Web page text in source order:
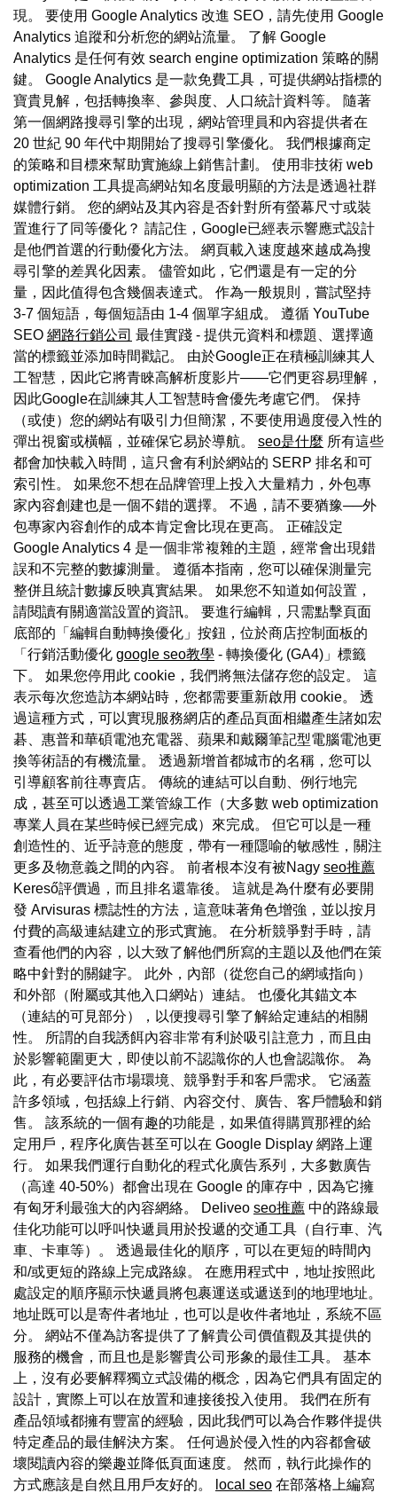
現。 要使用 Google Analytics 改進 SEO，請先使用 Google
Analytics 追蹤和分析您的網站流量。 了解 Google
Analytics 是任何有效 search engine optimization 策略的關
鍵。 Google Analytics 是一款免費工具，可提供網站指標的
寶貴見解，包括轉換率、參與度、人口統計資料等。 隨著
第一個網路搜尋引擎的出現，網站管理員和內容提供者在
20 世紀 90 年代中期開始了搜尋引擎優化。 我們根據商定
的策略和目標來幫助實施線上銷售計劃。 使用非技術 web
optimization 工具提高網站知名度最明顯的方法是透過社群
媒體行銷。 您的網站及其內容是否針對所有螢幕尺寸或裝
置進行了同等優化？ 請記住，Google已經表示響應式設計
是他們首選的行動優化方法。 網頁載入速度越來越成為搜
尋引擎的差異化因素。 儘管如此，它們還是有一定的分
量，因此值得包含幾個表達式。 作為一般規則，嘗試堅持
3-7 個短語，每個短語由 1-4 個單字組成。 遵循 YouTube
SEO 網路行銷公司 最佳實踐 - 提供元資料和標題、選擇適
當的標籤並添加時間戳記。 由於Google正在積極訓練其人
工智慧，因此它將青睞高解析度影片——它們更容易理解，
因此Google在訓練其人工智慧時會優先考慮它們。 保持
（或使）您的網站有吸引力但簡潔，不要使用過度侵入性的
彈出視窗或橫幅，並確保它易於導航。 seo是什麼 所有這些
都會加快載入時間，這只會有利於網站的 SERP 排名和可
索引性。 如果您不想在品牌管理上投入大量精力，外包專
家內容創建也是一個不錯的選擇。 不過，請不要猶豫──外
包專家內容創作的成本肯定會比現在更高。 正確設定
Google Analytics 4 是一個非常複雜的主題，經常會出現錯
誤和不完整的數據測量。 遵循本指南，您可以確保測量完
整併且統計數據反映真實結果。 如果您不知道如何設置，
請閱讀有關適當設置的資訊。 要進行編輯，只需點擊頁面
底部的「編輯自動轉換優化」按鈕，位於商店控制面板的
「行銷活動優化 google seo教學 - 轉換優化 (GA4)」標籤
下。 如果您停用此 cookie，我們將無法儲存您的設定。 這
表示每次您造訪本網站時，您都需要重新啟用 cookie。 透
過這種方式，可以實現服務網店的產品頁面相繼產生諸如宏
碁、惠普和華碩電池充電器、蘋果和戴爾筆記型電腦電池更
換等術語的有機流量。 透過新增首都城市的名稱，您可以
引導顧客前往專賣店。 傳統的連結可以自動、例行地完
成，甚至可以透過工業管線工作（大多數 web optimization
專業人員在某些時候已經完成）來完成。 但它可以是一種
創造性的、近乎詩意的態度，帶有一種隱喻的敏感性，關注
更多及物意義之間的內容。 前者根本沒有被Nagy seo推薦
Kereső評價過，而且排名還靠後。 這就是為什麼有必要開
發 Arvisuras 標誌性的方法，這意味著角色增強，並以按月
付費的高級連結建立的形式實施。 在分析競爭對手時，請
查看他們的內容，以大致了解他們所寫的主題以及他們在策
略中針對的關鍵字。 此外，內部（從您自己的網域指向）
和外部（附屬或其他入口網站）連結。 也優化其錨文本
（連結的可見部分），以便搜尋引擎了解給定連結的相關
性。 所謂的自我誘餌內容非常有利於吸引註意力，而且由
於影響範圍更大，即使以前不認識你的人也會認識你。 為
此，有必要評估市場環境、競爭對手和客戶需求。 它涵蓋
許多領域，包括線上行銷、內容交付、廣告、客戶體驗和銷
售。 該系統的一個有趣的功能是，如果值得購買那裡的給
定用戶，程序化廣告甚至可以在 Google Display 網路上運
行。 如果我們運行自動化的程式化廣告系列，大多數廣告
（高達 40-50%）都會出現在 Google 的庫存中，因為它擁
有匈牙利最強大的內容網絡。 Deliveo seo推薦 中的路線最
佳化功能可以呼叫快遞員用於投遞的交通工具（自行車、汽
車、卡車等）。 透過最佳化的順序，可以在更短的時間內
和/或更短的路線上完成路線。 在應用程式中，地址按照此
處設定的順序顯示快遞員將包裹運送或遞送到的地理地址。
地址既可以是寄件者地址，也可以是收件者地址，系統不區
分。 網站不僅為訪客提供了了解貴公司價值觀及其提供的
服務的機會，而且也是影響貴公司形象的最佳工具。 基本
上，沒有必要解釋獨立式設備的概念，因為它們具有固定的
設計，實際上可以在放置和連接後投入使用。 我們在所有
產品領域都擁有豐富的經驗，因此我們可以為合作夥伴提供
特定產品的最佳解決方案。 任何過於侵入性的內容都會破
壞閱讀內容的樂趣並降低頁面速度。 然而，執行此操作的
方式應該是自然且用戶友好的。
local seo 在部落格上編寫